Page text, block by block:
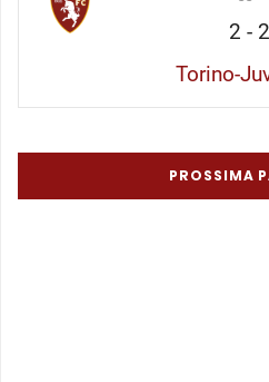
2 - 2
Torino-
PROSSIMA